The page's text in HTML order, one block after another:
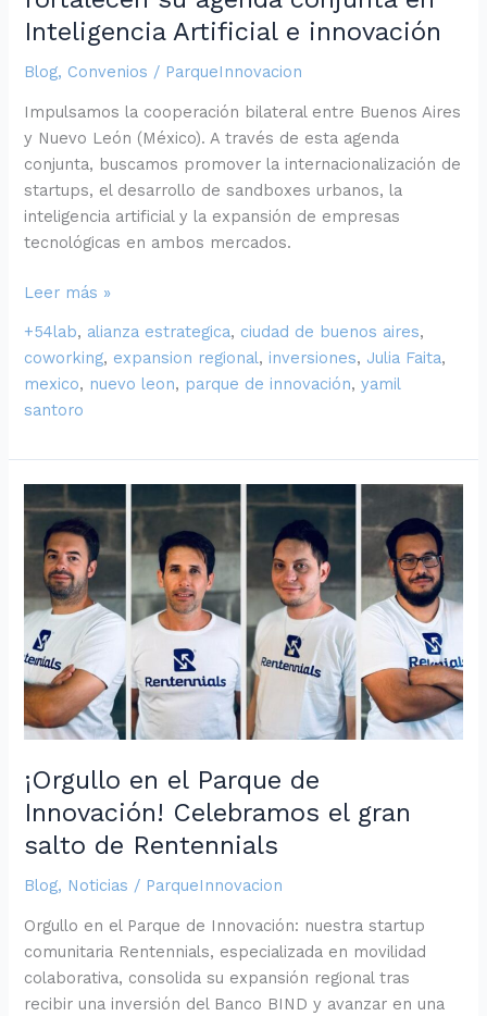
Inteligencia Artificial e innovación
Blog, Convenios / ParqueInnovacion
Impulsamos la cooperación bilateral entre Buenos Aires
y Nuevo León (México). A través de esta agenda
conjunta, buscamos promover la internacionalización de
startups, el desarrollo de sandboxes urbanos, la
inteligencia artificial y la expansión de empresas
tecnológicas en ambos mercados.
Leer más »
+54lab, alianza estrategica, ciudad de buenos aires,
coworking, expansion regional,inversiones, Julia Faita,
mexico, nuevo leon, parque de innovación,yamil
santoro
¡Orgullo en el Parque de
Innovación! Celebramos el gran
salto de Rentennials
Blog, Noticias / ParqueInnovacion
Orgullo en el Parque de Innovación: nuestra startup
comunitaria Rentennials, especializada en movilidad
colaborativa, consolida su expansión regional tras
recibir una inversión del Banco BIND y avanzar en una
¡Orgullo
el
Parque
de
Innovación!
Celebramos
el
gran
salto
Rentennials